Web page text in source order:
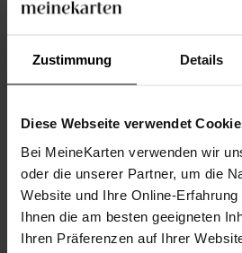
Zustimmung Details
Diese Webseite verwendet
Bei MeineKarten verwenden wir
oder die unserer Partner, um die
Website und Ihre Online-
Ihnen die am besten geeigneten
Ihren Präferenzen auf Ihrer